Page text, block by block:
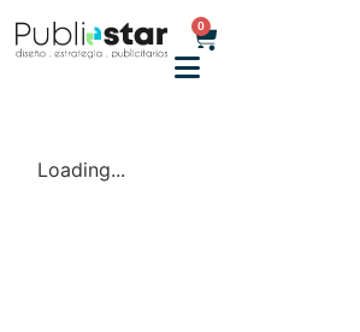
0
Loading...